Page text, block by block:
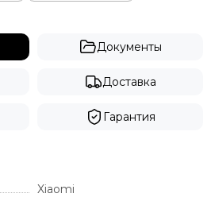
Документы
Доставка
Гарантия
Xiaomi